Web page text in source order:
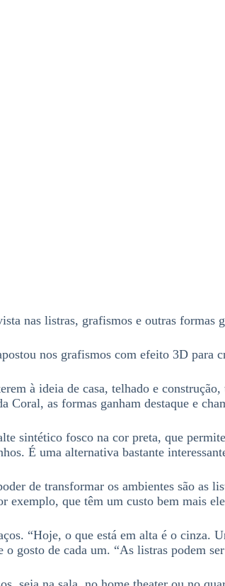
nas listras, grafismos e outras formas
nos grafismos com efeito 3D para
à ideia de casa, telhado e
as formas ganham destaque e
sintético fosco na cor preta, que
É uma alternativa bastante
de transformar os ambientes são as
exemplo, que têm um custo bem mais
“Hoje, o que está em alta é o cinza.
gosto de cada um. “As listras podem